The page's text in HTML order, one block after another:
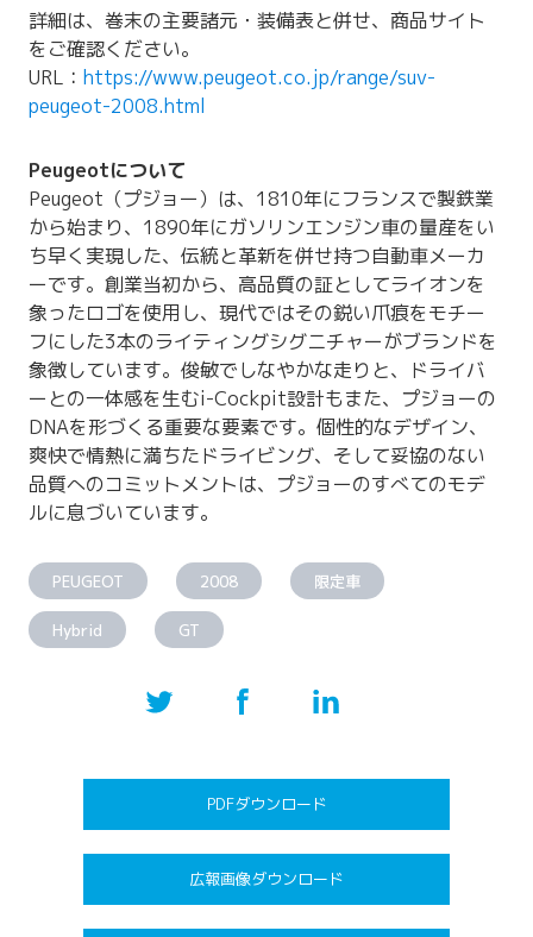
詳細は、巻末の主要諸元・装備表と併せ、商品サイト
をご確認ください。
URL：https://www.peugeot.co.jp/range/suv-
peugeot-2008.html
Peugeotについて
Peugeot（プジョー）は、1810年にフランスで製鉄業
から始まり、1890年にガソリンエンジン車の量産をい
ち早く実現した、伝統と革新を併せ持つ自動車メーカ
ーです。創業当初から、高品質の証としてライオンを
象ったロゴを使用し、現代ではその鋭い爪痕をモチー
フにした3本のライティングシグニチャーがブランドを
象徴しています。俊敏でしなやかな走りと、ドライバ
ーとの一体感を生むi-Cockpit設計もまた、プジョーの
DNAを形づくる重要な要素です。個性的なデザイン、
爽快で情熱に満ちたドライビング、そして妥協のない
品質へのコミットメントは、プジョーのすべてのモデ
ルに息づいています。
PEUGEOT 2008 限定車
Hybrid GT
PDFダウンロード
広報画像ダウンロード